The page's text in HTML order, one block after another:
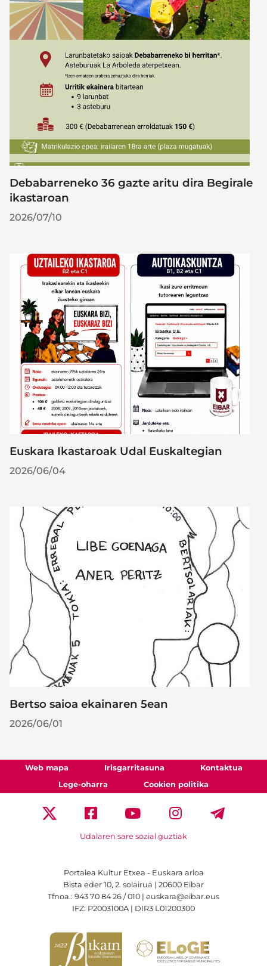
Debabarreneko 36 gazte aritu dira Begirale
ikastaroan
2026/07/10
Euskara Ikastaroak Udal Euskaltegian
2026/06/04
Bertso saioa ekainaren 5ean
2026/06/01
Web mapa Irisgarritasuna
Kontaktua
Lege-oharra
Cookien politika
Udalaren sare sozial guztiak
Portalea Kultur Etxea - Euskara arloa
Bista eder 10, 2. solairua | 20600 Eibar
Tfnoa.: 943 70 84 26 / 010 | euskara@eibar.eus
IFZ: P2003100A | DIR3 L01200300